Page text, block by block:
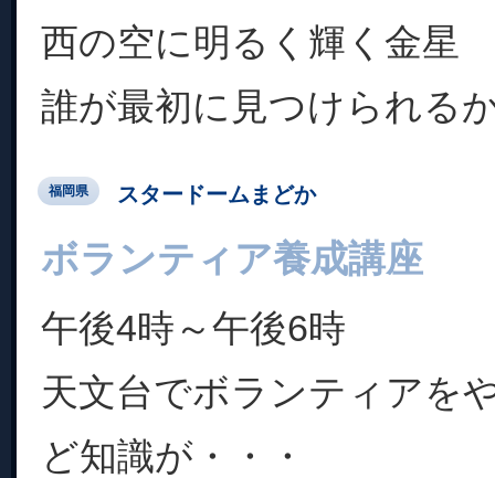
西の空に明るく輝く金星
誰が最初に見つけられる
福岡県 スタードームまどか
ボランティア養成講座
午後4時～午後6時
天文台でボランティアを
ど知識が・・・